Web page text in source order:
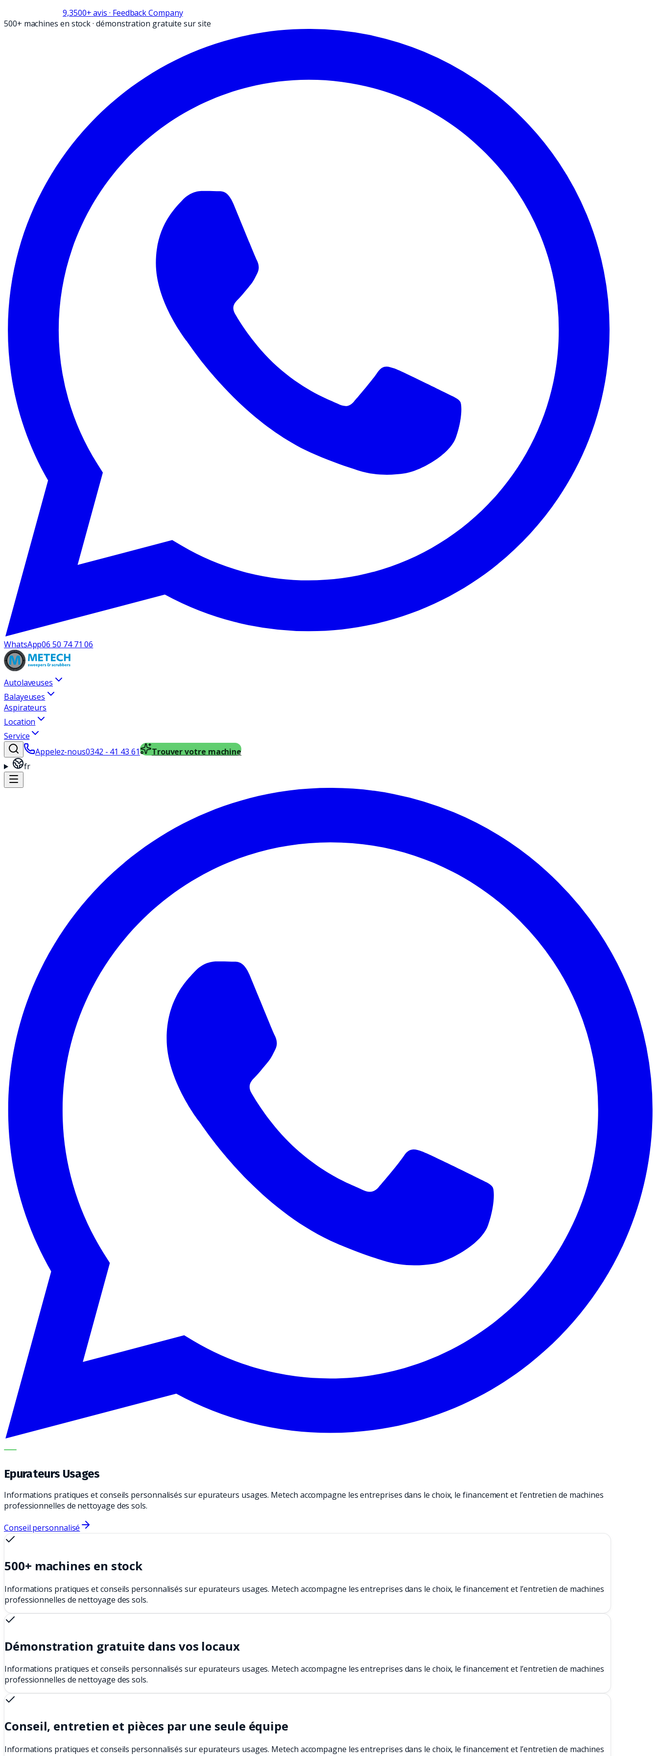
9,3500+avis · Feedback Company
500+ machines en stock·démonstration gratuite sur site
WhatsApp06 50 74 71 06
Autolaveuses
Balayeuses
Aspirateurs
Location
Service
Appelez-nous0342 - 41 43 61
Trouver votre machine
fr
METECH
Epurateurs Usages
Informations pratiques et conseils personnalisés sur epurateurs usages. Metech accompagne les entreprises dans le choix, le financement et l’entretien de machines
professionnelles de nettoyage des sols.
Conseil personnalisé
500+ machines en stock
Informations pratiques et conseils personnalisés sur epurateurs usages. Metech accompagne les entreprises dans le choix, le financement et l’entretien de machines
professionnelles de nettoyage des sols.
Démonstration gratuite dans vos locaux
Informations pratiques et conseils personnalisés sur epurateurs usages. Metech accompagne les entreprises dans le choix, le financement et l’entretien de machines
professionnelles de nettoyage des sols.
Conseil, entretien et pièces par une seule équipe
Informations pratiques et conseils personnalisés sur epurateurs usages. Metech accompagne les entreprises dans le choix, le financement et l’entretien de machines